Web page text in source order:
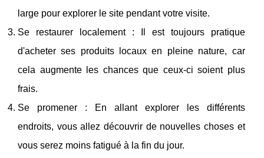
large pour explorer le site pendant votre visite.
Se restaurer localement : Il est toujours pratique
d'acheter ses produits locaux en pleine nature, car
cela augmente les chances que ceux-ci soient plus
frais.
Se promener : En allant explorer les différents
endroits, vous allez découvrir de nouvelles choses et
vous serez moins fatigué à la fin du jour.